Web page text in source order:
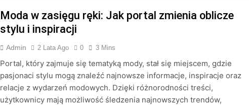
Moda w zasięgu ręki: Jak portal zmienia oblicze
stylu i inspiracji
Admin 2 Lata Ago 0 3 Mins
Portal, który zajmuje się tematyką mody, stał się miejscem, gdzie
pasjonaci stylu mogą znaleźć najnowsze informacje, inspiracje oraz
relacje z wydarzeń modowych. Dzięki różnorodności treści,
użytkownicy mają możliwość śledzenia najnowszych trendów,